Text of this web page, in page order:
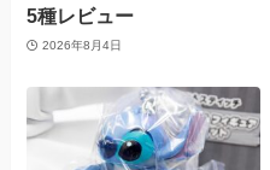
5種レビュー
2026年8月4日